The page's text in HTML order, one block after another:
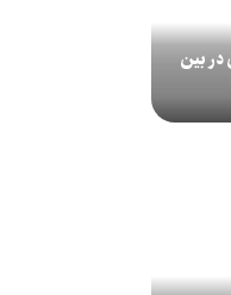
بین